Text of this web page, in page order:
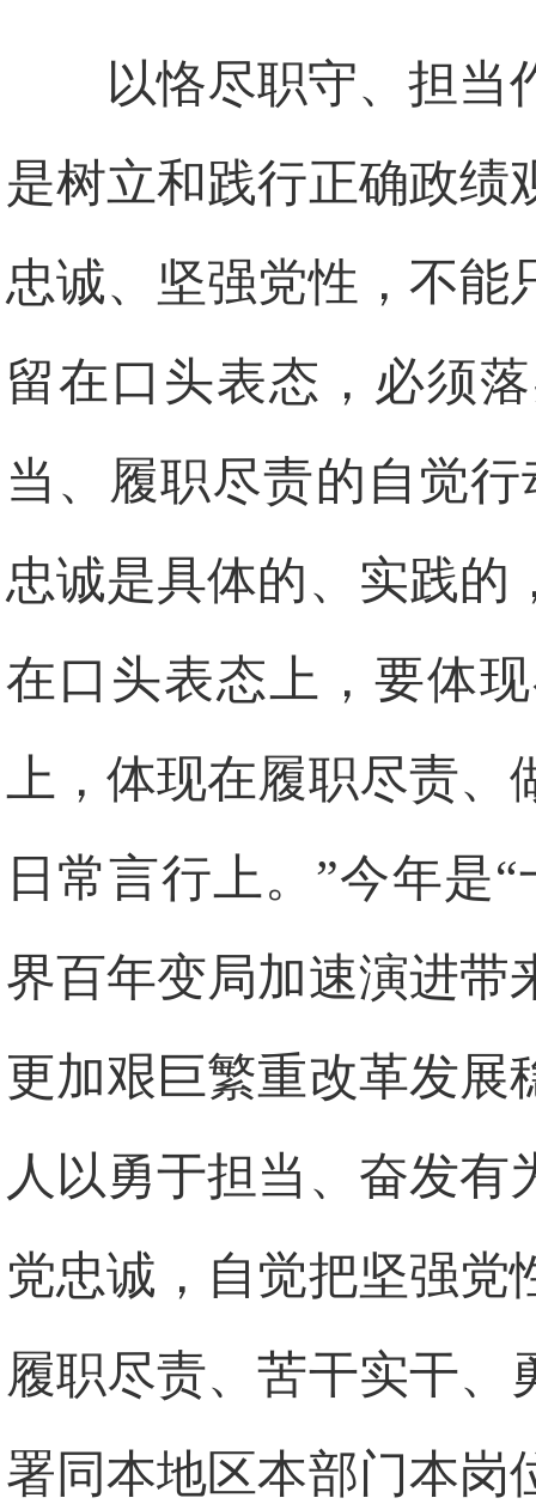
以恪尽职守、担当
是树立和践行正确政绩
忠诚、坚强党性，不能
留在口头表态，必须
当、履职尽责的自觉
忠诚是具体的、实践的
在口头表态上，要体
上，体现在履职尽责、
日常言行上。”今年是
界百年变局加速演进带
更加艰巨繁重改革发展
人以勇于担当、奋发有
党忠诚，自觉把坚强党
履职尽责、苦干实干、
署同本地区本部门本岗